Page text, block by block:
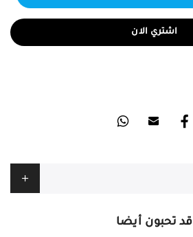
اشتري الان
قد تحبون أيضا